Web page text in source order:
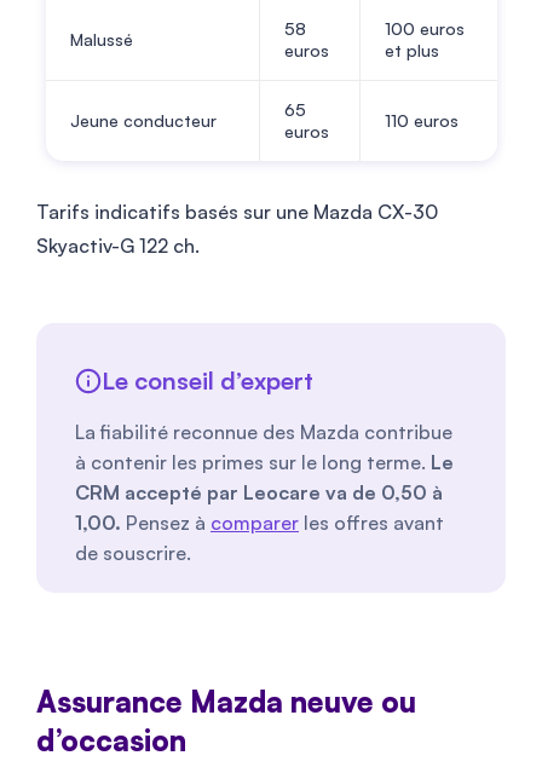
Malussé
58
euros
100 euros
et plus
Jeune conducteur
65
euros
110 euros
Tarifs indicatifs basés sur une Mazda CX-30
Skyactiv-G 122 ch.
Le conseil d’expert
La fiabilité reconnue des Mazda contribue
à contenir les primes sur le long terme. Le
CRM accepté par Leocare va de 0,50 à
1,00. Pensez à comparer les offres avant
de souscrire.
Assurance Mazda neuve ou
d’occasion